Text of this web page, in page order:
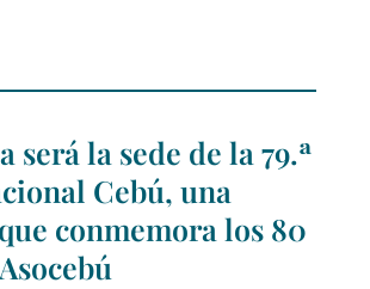
será la sede de la 79.ª
Cebú, una
conmemora los 80